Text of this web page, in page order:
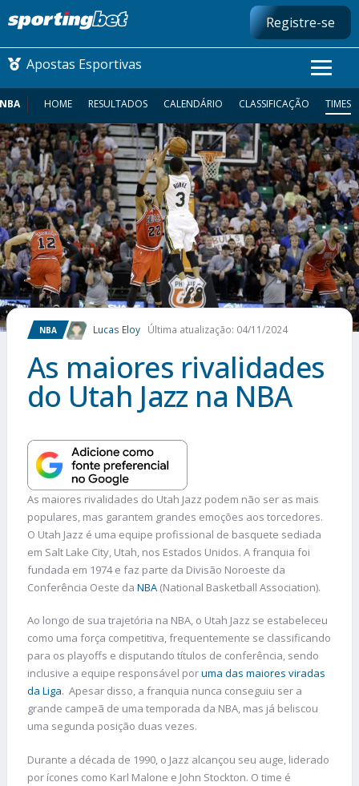
Registre-se
Apostas Esportivas
CONMEBOL LIBERTADORES
FUTEBOL NACIONAL
FUTEBOL INTERNACIONAL
COMO APOSTAR
MAIS ESPORTES
NBA HOME RESULTADOS CALENDÁRIO CLASSIFICAÇÃO TIMES
NBA Lucas Eloy Última atualização: 04/11/2024
As maiores rivalidades
do Utah Jazz na NBA
As maiores rivalidades do Utah Jazz podem não ser as mais
populares, mas garantem grandes emoções aos torcedores.
O Utah Jazz é uma equipe profissional de basquete sediada
em Salt Lake City, Utah, nos Estados Unidos. A franquia foi
fundada em 1974 e faz parte da Divisão Noroeste da
Conferência Oeste da NBA (National Basketball Association).
Ao longo de sua trajetória na NBA, o Utah Jazz se estabeleceu
como uma força competitiva, frequentemente se classificando
para os playoffs e disputando títulos de conferência, sendo
inclusive a equipe responsável poruma das maiores viradas
da Liga. Apesar disso, a franquia nunca conseguiu ser a
grande campeã de uma temporada da NBA, mas já beliscou
uma segunda posição duas vezes.
Durante a década de 1990, o Jazz alcançou seu auge, liderado
por ícones como Karl Malone e John Stockton. O time é